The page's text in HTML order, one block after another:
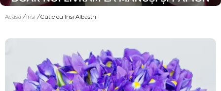
Acasa / Irisi / Cutie cu Irisi Albastri